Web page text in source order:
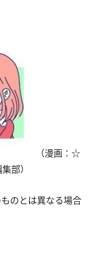
（漫画：☆
部）
のとは異なる場合